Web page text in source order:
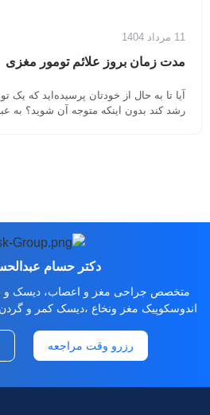
11 مرداد 1404
مدت زمان بروز علائم تومور مغزی
آیا تا به حال از خودتان پرسیده‌اید که یک
رشد کند بدون اینکه متوجه آن شوید؟ به
دکتر حسام
متخصص جراحی مغز و اعصاب، دیسک و
اندوسکوپیک مغز ونخاع ،دیسک کمر و
رزرو وقت مراجعه